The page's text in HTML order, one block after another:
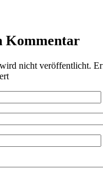
Kommentar
nicht veröffentlicht.